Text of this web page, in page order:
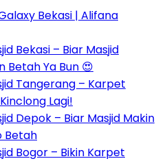
Bekasi | Alifana
Bekasi – Biar Masjid
Betah Ya Bun 😍
Tangerang – Karpet
Lagi!
Depok – Biar Masjid Makin
Betah
Bogor – Bikin Karpet